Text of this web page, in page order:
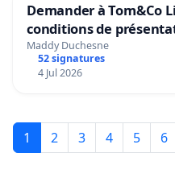
Demander à Tom&Co
conditions de
mettre fin à la vente
Maddy Duchesne
52 signatures
4 Jul 2026
1 2 3 4 5 6